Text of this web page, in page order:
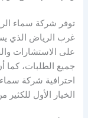
توفر شركة سماء
غرب الرياض الذي
على الاستشارات
جميع الطلبات،
احترافية شركة
الخيار الأول للكثير